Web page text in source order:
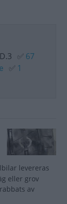
✅ 67
✅ 1
levereras
eller grov
av